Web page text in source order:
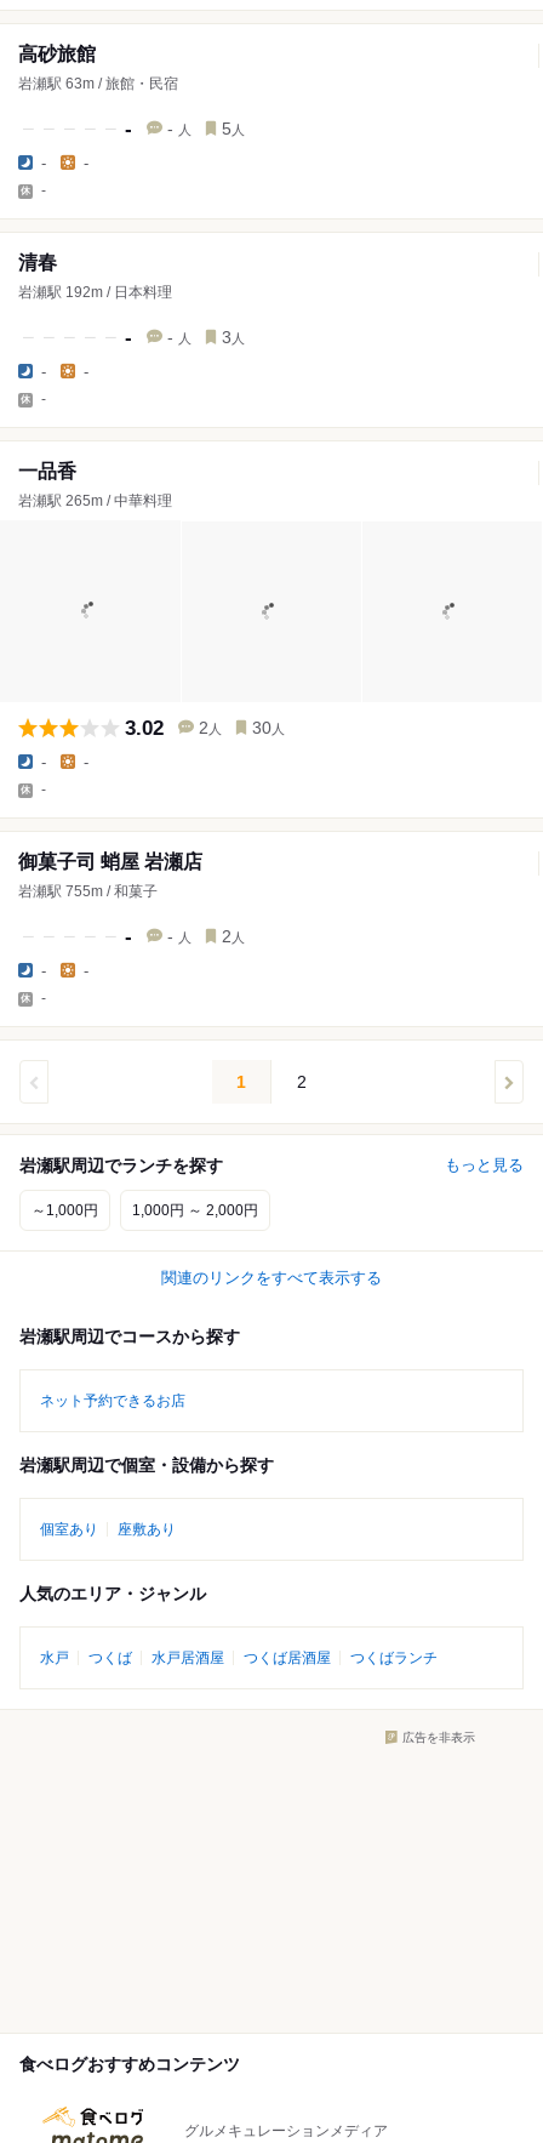
高砂旅館
岩瀬駅 63m / 旅館・民宿
- - 人 5 人
- -
-
清春
岩瀬駅 192m / 日本料理
- - 人 3 人
- -
-
一品香
岩瀬駅 265m / 中華料理
3.02 2 人 30 人
- -
-
御菓子司 蛸屋 岩瀬店
岩瀬駅 755m / 和菓子
- - 人 2 人
- -
-
1 2
岩瀬駅周辺でランチを探す もっと見る
～1,000円 1,000円 ～ 2,000円
関連のリンクをすべて表示する
岩瀬駅周辺でコースから探す
ネット予約できるお店
岩瀬駅周辺で個室・設備から探す
個室あり 座敷あり
人気のエリア・ジャンル
水戸 つくば 水戸居酒屋 つくば居酒屋 つくばランチ
広告を非表示
食べログおすすめコンテンツ
グルメキュレーションメディア